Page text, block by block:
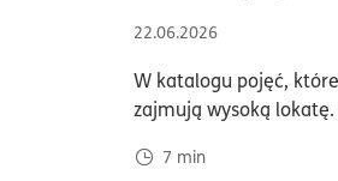
22.06.2026
W katalogu pojęć,
zajmują wysoką lokatę.
7 min